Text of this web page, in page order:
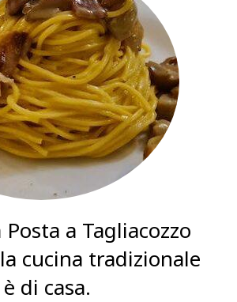
Posta a Tagliacozzo
cucina tradizionale
di casa.